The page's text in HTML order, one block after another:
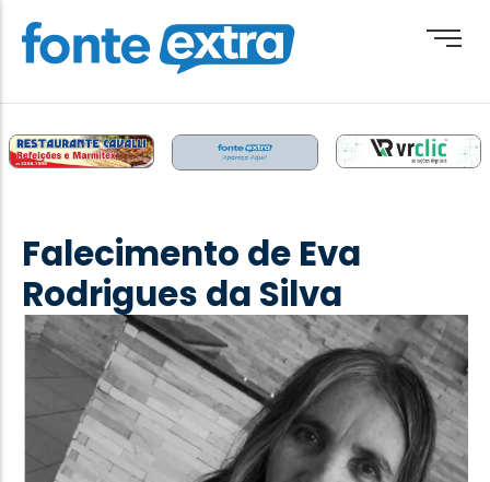
Destaque
Esporte
Geral
Obituário
Paraguai
Paraná
Falecimento de Eva
Rodrigues da Silva